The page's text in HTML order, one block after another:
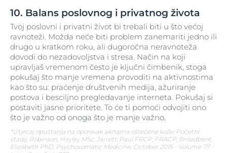
10. Balans poslovnog i privatnog života
Tvoj poslovni i privatni život bi trebali biti u što većoj
ravnoteži. Možda neće biti problem zanemariti jedno ili
drugo u kratkom roku, ali dugoročna neravnoteža
dovodi do nezadovoljstva i stresa. Način na koji
upravljaš vremenom često je ključni čimbenik, stoga
pokušaj što manje vremena provoditi na aktivnostima
kao što su: praćenje društvenih medija, ažuriranje
postova i besciljno pregledavanje interneta. Pokušaj si
postaviti jasne prioritete. To će ti pomoći odvojiti ono
što je važno od onoga što je manje važno.
*Utjecaj opuštanja na oporavak aknama oštećene kože: Početni
stadij, Robinson, Hayley MSc; Jarrett, Paul FRCP, FRACP; Broadbent,
Elizabeth PhD, Psychosomatic Medicine: October 2015 - Volume 77 -